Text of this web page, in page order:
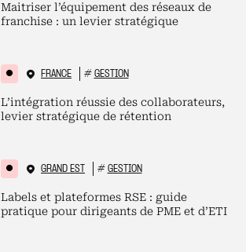
Maitriser l’équipement des réseaux de
franchise : un levier stratégique
FRANCE # GESTION
L’intégration réussie des collaborateurs,
levier stratégique de rétention
GRAND EST # GESTION
Labels et plateformes RSE : guide
pratique pour dirigeants de PME et d’ETI